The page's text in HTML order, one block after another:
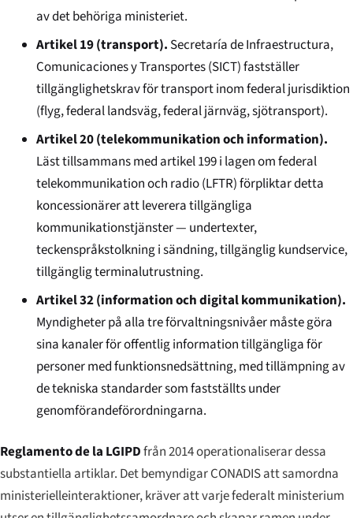
av det behöriga ministeriet.
Artikel 19 (transport). Secretaría de Infraestructura,
Comunicaciones y Transportes (SICT) fastställer
tillgänglighetskrav för transport inom federal jurisdiktion
(flyg, federal landsväg, federal järnväg, sjötransport).
Artikel 20 (telekommunikation och information).
Läst tillsammans med artikel 199 i lagen om federal
telekommunikation och radio (LFTR) förpliktar detta
koncessionärer att leverera tillgängliga
kommunikationstjänster — undertexter,
teckenspråkstolkning i sändning, tillgänglig kundservice,
tillgänglig terminalutrustning.
Artikel 32 (information och digital kommunikation).
Myndigheter på alla tre förvaltningsnivåer måste göra
sina kanaler för offentlig information tillgängliga för
personer med funktionsnedsättning, med tillämpning av
de tekniska standarder som fastställts under
genomförandeförordningarna.
Reglamento de la LGIPDfrån 2014 operationaliserar dessa
substantiella artiklar. Det bemyndigar CONADIS att samordna
ministerielleinteraktioner, kräver att varje federalt ministerium